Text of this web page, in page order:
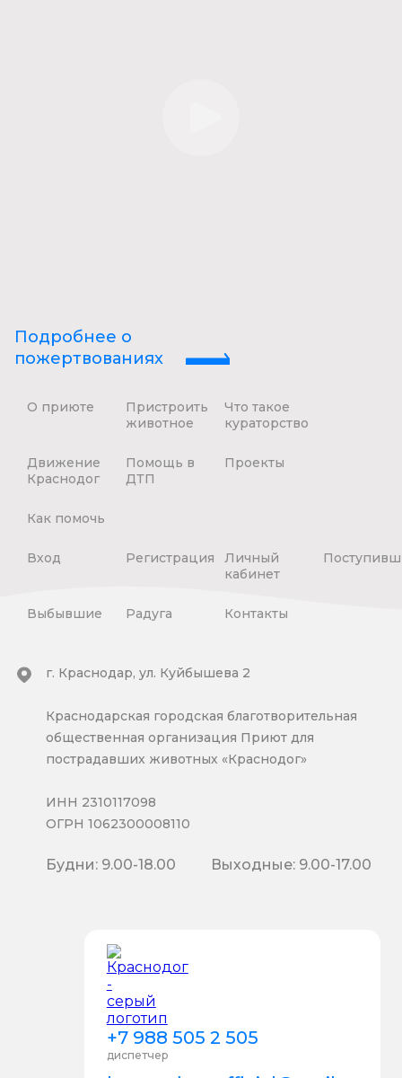
Подробнее о
пожертвованиях
О приюте
Пристроить
животное
Что такое
кураторство
Движение
Краснодог
Помощь в
ДТП
Проекты
Как помочь
Вход Регистрация
Личный
кабинет
Выбывшие Радуга Контакты
+7 988 505 2 505
диспетчер
г. Краснодар, ул. Куйбышева 2
Краснодарская городская благотворительная
общественная организация Приют для
пострадавших животных «Краснодог»
ИНН 2310117098
ОГРН 1062300008110
Будни: 9.00-18.00 Выходные: 9.00-17.00